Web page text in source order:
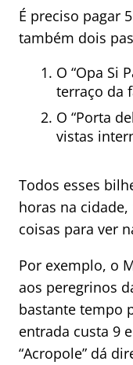
É preciso pagar
também dois
O “Opa Si
terraço da
O “Porta
vistas
Todos esses
horas na
coisas para ver
Por exemplo, o
aos peregrinos
bastante tempo
entrada custa 9
“Acropole” dá